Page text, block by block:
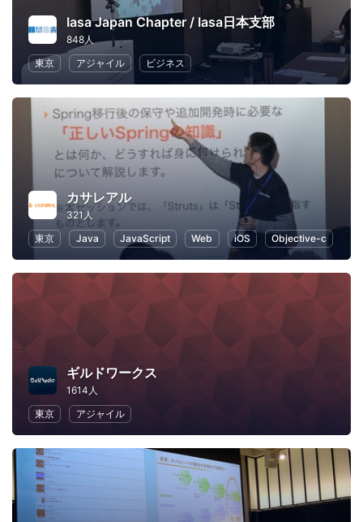
Iasa Japan Chapter / Iasa日本支部
848人
東京
アジャイル ビジネス
カサレアル
321人
東京
Java JavaScript Web iOS Objective-c
ギルドワークス
1614人
東京
アジャイル